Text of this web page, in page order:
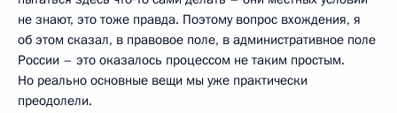
не знают, это тоже правда. Поэтому вопрос вхождения, я
об этом сказал, в правовое поле, в административное поле
России – это оказалось процессом не таким простым.
Но реально основные вещи мы уже практически
преодолели.